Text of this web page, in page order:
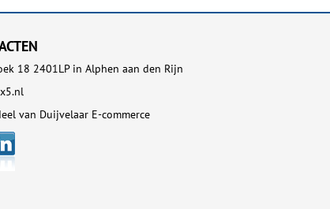
18 2401LP in Alphen aan den Rijn
van Duijvelaar E-commerce